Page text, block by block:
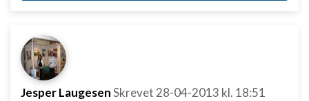
Jesper LaugesenSkrevet 28-04-2013 kl. 18:51